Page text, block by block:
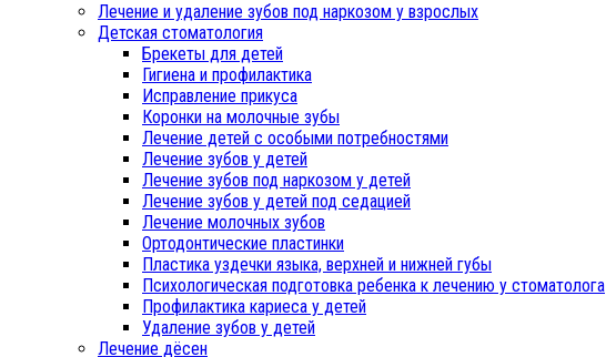
Лечение и удаление зубов под наркозом у взрослых
Детская стоматология
Брекеты для детей
Гигиена и профилактика
Исправление прикуса
Коронки на молочные зубы
Лечение детей с особыми потребностями
Лечение зубов у детей
Лечение зубов под наркозом у детей
Лечение зубов у детей под седацией
Лечение молочных зубов
Ортодонтические пластинки
Пластика уздечки языка, верхней и нижней губы
Психологическая подготовка ребенка к лечению у стоматолога
Профилактика кариеса у детей
Удаление зубов у детей
Лечение дёсен